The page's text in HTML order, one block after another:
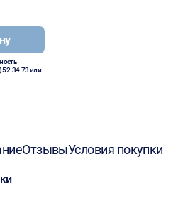
52-34-73или
ОтзывыУсловия покупки